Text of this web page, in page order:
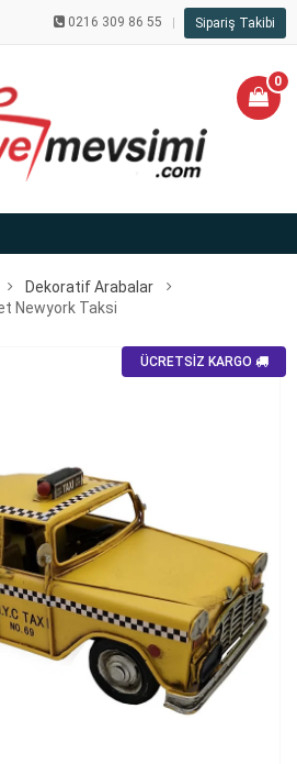
0216 309 86 55 Sipariş Takibi
0
Dekoratif Arabalar
Newyork Taksi
ÜCRETSİZ KARGO